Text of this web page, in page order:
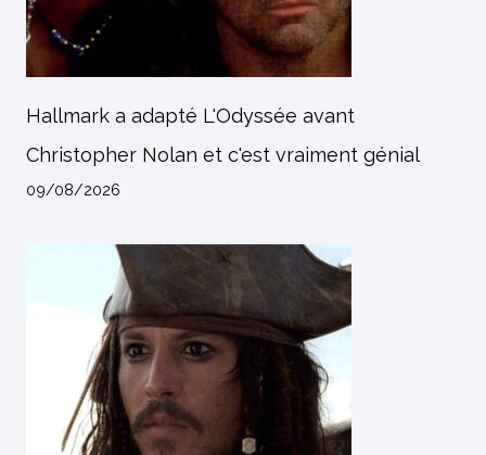
Hallmark a adapté L'Odyssée avant
Christopher Nolan et c'est vraiment génial
09/08/2026